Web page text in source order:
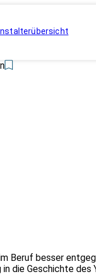
Beruf besser
die Geschichte